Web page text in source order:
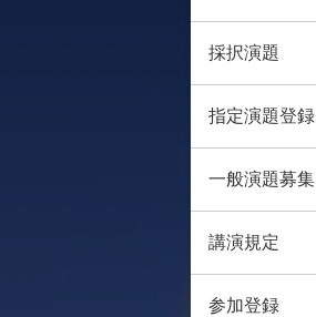
採択演題
指定演題登録
一般演題募集
講演規定
参加登録